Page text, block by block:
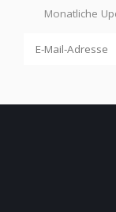
Monatliche